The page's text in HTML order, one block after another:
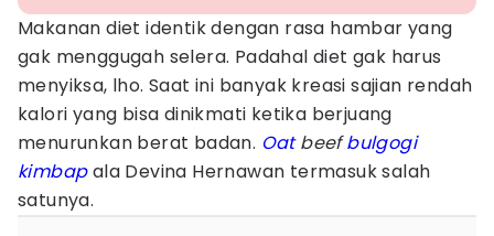
Makanan diet identik dengan rasa hambar yang
gak menggugah selera. Padahal diet gak harus
menyiksa, lho. Saat ini banyak kreasi sajian rendah
kalori yang bisa dinikmati ketika berjuang
menurunkan berat badan. Oatbeefbulgogi
kimbapala Devina Hernawan termasuk salah
satunya.